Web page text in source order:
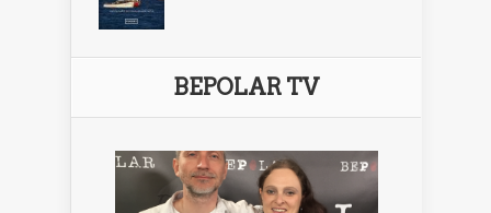
BEPOLAR TV